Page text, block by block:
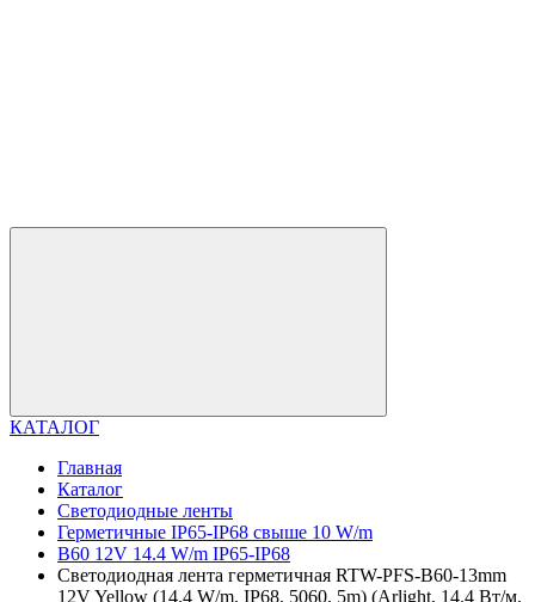
КАТАЛОГ
Главная
Каталог
Светодиодные ленты
Герметичные IP65-IP68 свыше 10 W/m
B60 12V 14.4 W/m IP65-IP68
Светодиодная лента герметичная RTW-PFS-B60-13mm
12V Yellow (14.4 W/m, IP68, 5060, 5m) (Arlight, 14.4 Вт/м,